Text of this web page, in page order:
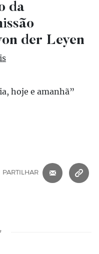
da
der Leyen
hoje e amanhã”
PARTILHAR